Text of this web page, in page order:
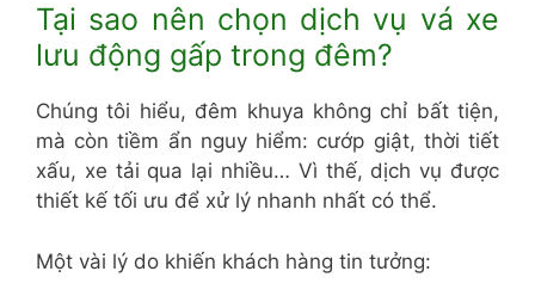
Tại sao nên chọn dịch vụ vá xe
lưu động gấp trong đêm?
Chúng tôi hiểu, đêm khuya không chỉ bất tiện,
mà còn tiềm ẩn nguy hiểm: cướp giật, thời tiết
xấu, xe tải qua lại nhiều… Vì thế, dịch vụ được
thiết kế tối ưu để xử lý nhanh nhất có thể.
Một vài lý do khiến khách hàng tin tưởng: